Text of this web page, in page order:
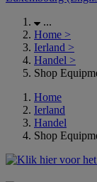
...
Home >
Ierland >
Handel >
Shop
Home
Ierland
Handel
Shop